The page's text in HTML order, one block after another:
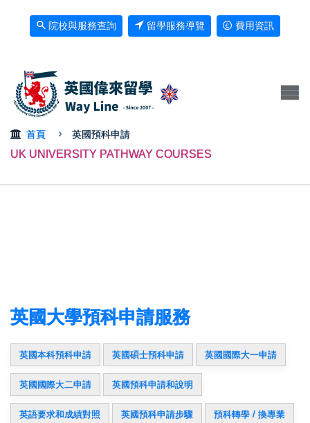
院校與服務查詢 留學服務導覽 費用資訊
首頁 英國預科申請
UK UNIVERSITY PATHWAY COURSES
英國大學預科申請服務
英國本科預科申請 英國碩士預科申請 英國國際大一申請
英國國際大二申請 英國預科申請和說明
英語要求和成績對照 英國預科申請步驟 預科轉學 / 換專業